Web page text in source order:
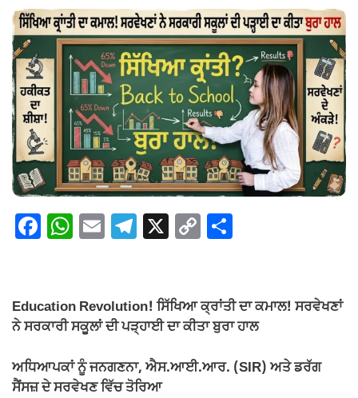
F
e
b
o
o
W
s
A
p
p
E T
gr
a
m
X C
y
Li
n
k
e
Education Revolution! ਸਿੱਖਿਆ ਕ੍ਰਾਂਤੀ ਦਾ ਕਮਾਲ! ਸਰਵੇਖਣਾਂ
ਨੇ ਸਰਕਾਰੀ ਸਕੂਲਾਂ ਦੀ ਪੜ੍ਹਾਈ ਦਾ ਕੀਤਾ ਬੁਰਾ ਹਾਲ
ਅਧਿਆਪਕਾਂ ਨੂੰ ਜਨਗਣਨਾ, ਐਸ.ਆਈ.ਆਰ. (SIR) ਅਤੇ ਡਰੱਗ
ਸੈਂਸਜ਼ ਦੇ ਸਰਵੇਖਣ ਵਿੱਚ ਤੋਰਿਆ